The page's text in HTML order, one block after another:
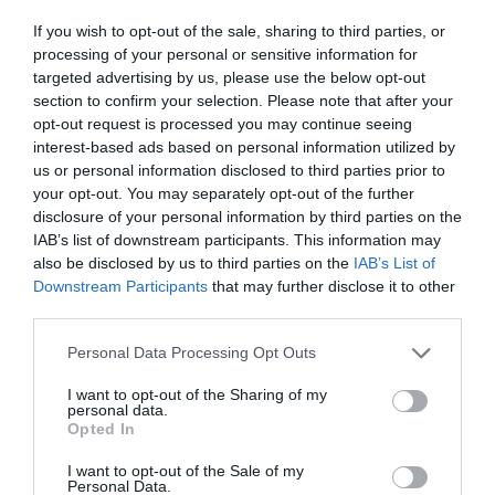
If you wish to opt-out of the sale, sharing to third parties, or
processing of your personal or sensitive information for
targeted advertising by us, please use the below opt-out
section to confirm your selection. Please note that after your
opt-out request is processed you may continue seeing
interest-based ads based on personal information utilized by
us or personal information disclosed to third parties prior to
your opt-out. You may separately opt-out of the further
disclosure of your personal information by third parties on the
IAB’s list of downstream participants. This information may
also be disclosed by us to third parties on the IAB’s List of
Downstream Participants that may further disclose it to other
Personal Data Processing Opt Outs
I want to opt-out of the Sharing of my
personal data.
Opted In
I want to opt-out of the Sale of my
Personal Data.
indicado por su parte José Luis Martínez-Almeida,
alcalde de Madrid, quien apunta que “celebrar un gran
evento en Madrid es garantía de éxito: capacidad
acreditada de organización, ciudad segura y, como
sucede con Miami, capital iberoamericana. Quien juega
en Madrid no solo juega en Europa, también en
Iberoamérica. Somos el puente entre dos continentes,
entre dos culturas”.
Relacionado
NFL: un negocio de 20.000 millones de dólares y
Navidades en Netflix como gancho internacional
¿En qué consiste el plan comercial internacional
El programa de mercados globales nació en 2022.
Seis franquicias se repartieron diferentes territorios,
donde tienen los derechos comerciales y pueden
realizar otras actividades de promoción. Pueden firmar
patrocinios, organizar eventos y realizar acciones de